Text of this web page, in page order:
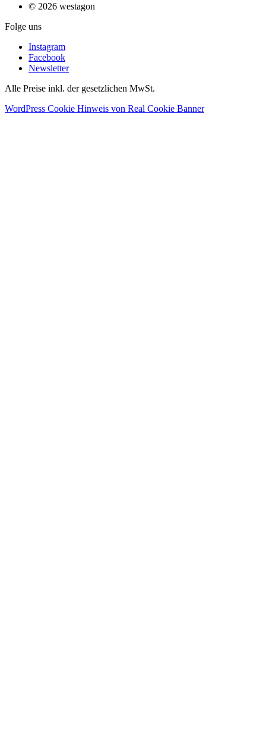
© 2026 westagon
Folge uns
Instagram
Facebook
Newsletter
Alle Preise inkl. der gesetzlichen MwSt.
WordPress Cookie Hinweis von Real Cookie Banner